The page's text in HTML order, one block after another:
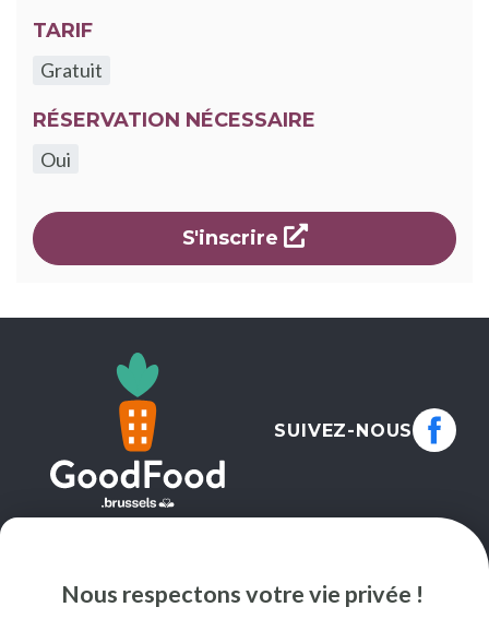
Nous respectons votre vie privée !
TARIF
Gratuit
RÉSERVATION NÉCESSAIRE
Oui
S'inscrire s'ouvre dans
SUIVEZ-NOUS